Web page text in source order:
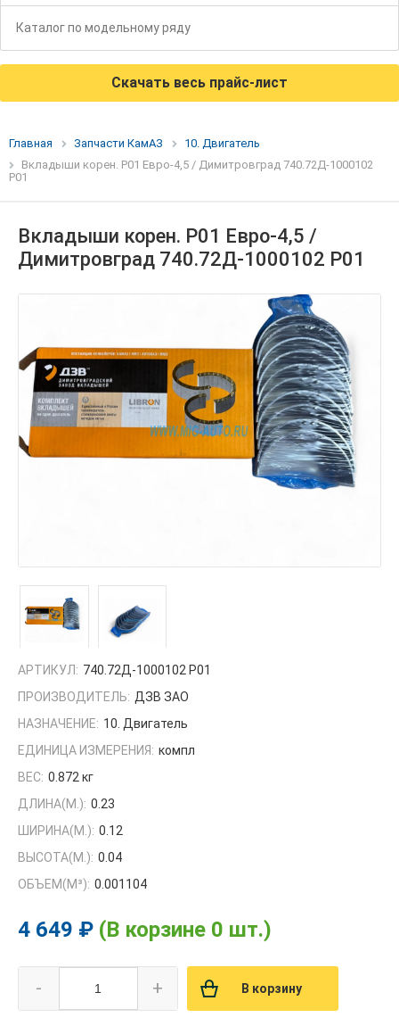
Каталог по модельному ряду
Скачать весь прайс-лист
Главная Запчасти КамАЗ
10. Двигатель
Вкладыши корен. Р01 Евро-4,5 / Димитровград 740.72Д-1000102
Р01
Вкладыши корен. Р01 Евро-4,5 /
Димитровград 740.72Д-1000102 Р01
АРТИКУЛ: 740.72Д-1000102 Р01
ПРОИЗВОДИТЕЛЬ: ДЗВ ЗАО
НАЗНАЧЕНИЕ: 10. Двигатель
ЕДИНИЦА ИЗМЕРЕНИЯ: компл
ВЕС: 0.872 кг
ДЛИНА(М.): 0.23
ШИРИНА(М.): 0.12
ВЫСОТА(М.): 0.04
ОБЪЕМ(M³): 0.001104
4 649 ₽ (В корзине 0 шт.)
- + В корзину